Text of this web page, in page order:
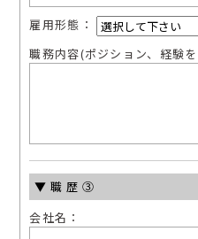
雇⽤形態：
職務内容(ポジション、経験
▼職歴③
会社名：